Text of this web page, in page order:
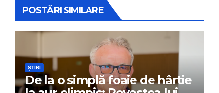
POSTĂRI SIMILARE
ȘTIRI
De la o simplă foaie de hârtie